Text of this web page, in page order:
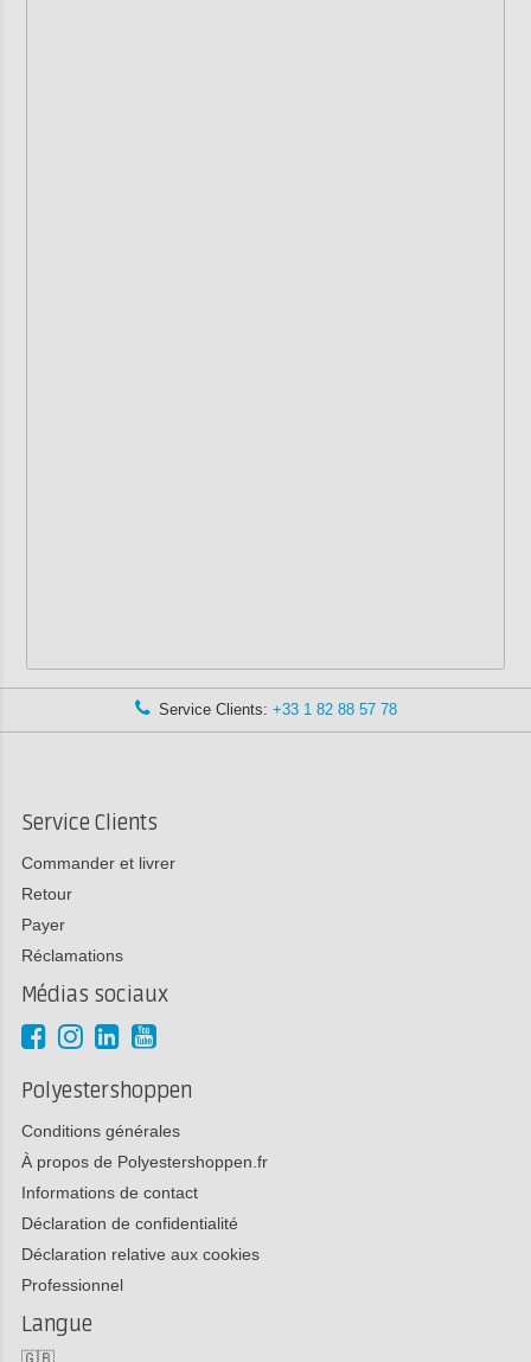
Service Clients: +33 1 82 88 57 78
Service Clients
Commander et livrer
Retour
Payer
Réclamations
Médias sociaux
Polyestershoppen
Conditions générales
À propos de Polyestershoppen.fr
Informations de contact
Déclaration de confidentialité
Déclaration relative aux cookies
Professionnel
Langue
🇬🇧